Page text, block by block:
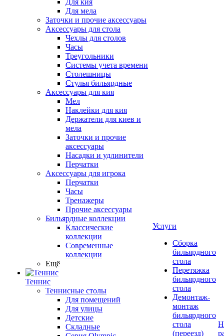
Для кия
Для мела
Заточки и прочие аксессуары
Аксессуары для стола
Чехлы для столов
Часы
Треугольники
Системы учета времени
Столешницы
Стулья бильярдные
Аксессуары для кия
Мел
Наклейки для кия
Держатели для киев и
мела
Заточки и прочие
аксессуары
Насадки и удлинители
Перчатки
Аксессуары для игрока
Перчатки
Часы
Тренажеры
Прочие аксессуары
Бильярдные коллекции
Классические
коллекции
Современные
коллекции
Ещё
Теннис
Теннисные столы
Для помещений
Для улицы
Детские
Складные
Услуги
Сборка
бильярдного
стола
Перетяжка
бильярдного
стола
Демонтаж-
монтаж
бильярдного
стола
(переезд)